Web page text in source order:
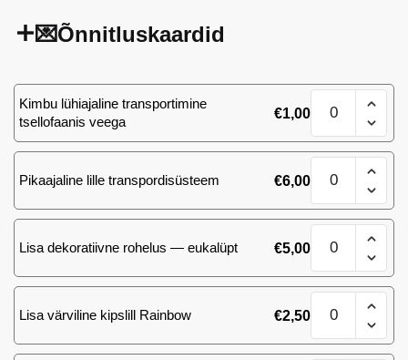
💌Õnnitluskaardid
Kimbu lühiajaline transportimine
tsellofaanis veega
€1,00
Rododendron
kogus
Pikaajaline lille transpordisüsteem €6,00
Rododendron
kogus
Lisa dekoratiivne rohelus — eukalüpt €5,00
Rododendron
kogus
Lisa värviline kipslill Rainbow €2,50
Rododendron
kogus